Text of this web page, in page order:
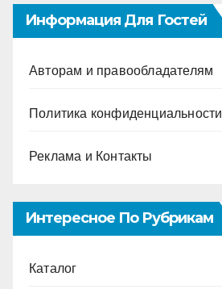
Информация Для Гостей
Авторам и правообладателям
Политика конфиденциальности
Реклама и Контакты
Интересное По Рубрикам
Каталог